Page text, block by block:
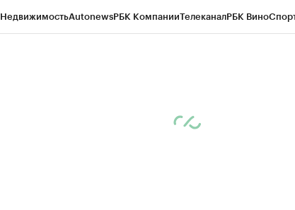
НедвижимостьAutonewsРБК КомпанииТелеканалРБК Вино